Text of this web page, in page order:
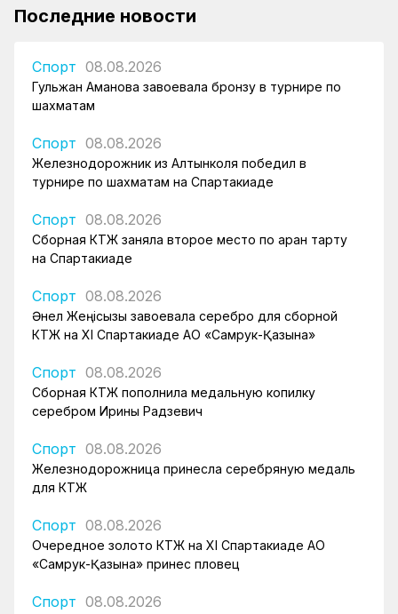
Последние новости
Спорт 08.08.2026
Гульжан Аманова завоевала бронзу в турнире по
шахматам
Спорт 08.08.2026
Железнодорожник из Алтынколя победил в
турнире по шахматам на Спартакиаде
Спорт 08.08.2026
Сборная КТЖ заняла второе место по арқан тарту
на Спартакиаде
Спорт 08.08.2026
Әнел Жеңісқызы завоевала серебро для сборной
КТЖ на XI Спартакиаде АО «Самрук-Қазына»
Спорт 08.08.2026
Сборная КТЖ пополнила медальную копилку
серебром Ирины Радзевич
Спорт 08.08.2026
Железнодорожница принесла серебряную медаль
для КТЖ
Спорт 08.08.2026
Очередное золото КТЖ на XI Спартакиаде АО
«Самрук-Қазына» принес пловец
Спорт 08.08.2026